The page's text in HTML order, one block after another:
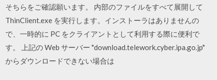
そちらをご確認願います。 内部のファイルをすべて展開して
ThinClient.exe を実行します。インストーラはありませんの
で、一時的に PC をクライアントとして利用する際に便利で
す。 上記の Web サーバー "download.telework.cyber.ipa.go.jp"
からダウンロードできない場合は